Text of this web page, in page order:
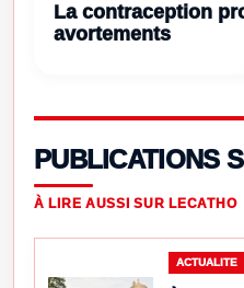
La contraception
avortements
PUBLICATIONS
À LIRE AUSSI SUR LECATHO
ACTUALITE